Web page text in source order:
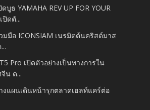
บูธ YAMAHA REV UP FOR YOUR
ปิดตั...
มมือ ICONSIAM เนรมิตต้นคริสต์มาส
Pro เปิดตัวอย่างเป็นทางการใน
น ด...
งแผนเดินหน้ารุกตลาดเฮลท์แคร์ต่อ